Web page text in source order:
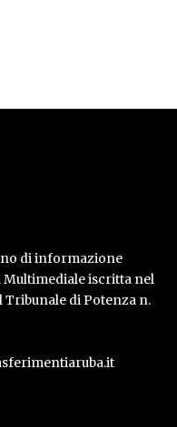
di informazione
Multimediale iscritta nel
Tribunale di Potenza n.